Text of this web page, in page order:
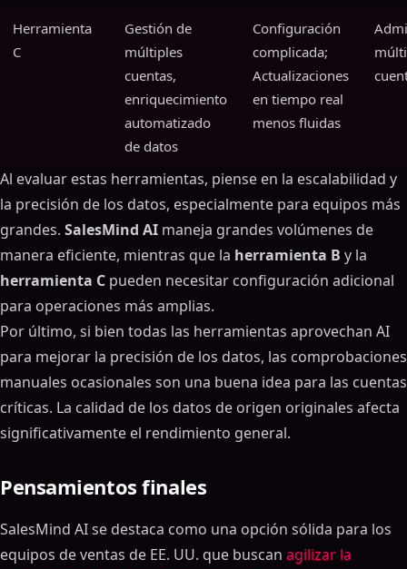
Herramienta
C
Gestión de
múltiples
cuentas,
enriquecimiento
automatizado
de datos
Configuración
complicada;
Actualizaciones
en tiempo real
menos fluidas
Al evaluar estas herramientas, piense en la escalabilidad y
la precisión de los datos, especialmente para equipos más
grandes. SalesMind AI maneja grandes volúmenes de
manera eficiente, mientras que la herramienta B y la
herramienta C pueden necesitar configuración adicional
para operaciones más amplias.
Por último, si bien todas las herramientas aprovechan AI
para mejorar la precisión de los datos, las comprobaciones
manuales ocasionales son una buena idea para las cuentas
críticas. La calidad de los datos de origen originales afecta
significativamente el rendimiento general.
Pensamientos finales
SalesMind AI se destaca como una opción sólida para los
equipos de ventas de EE. UU. que buscan agilizar la